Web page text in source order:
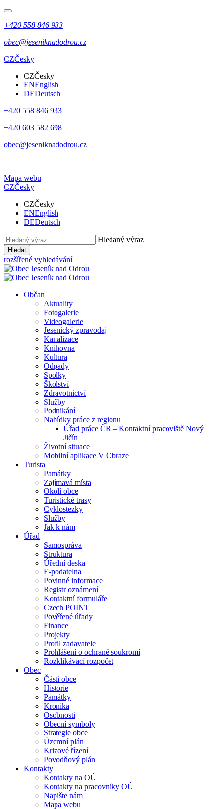
+420 558 846 933
obec@jeseniknadodrou.cz
CZČesky
CZČesky
ENEnglish
DEDeutsch
+420 558 846 933
+420 603 582 698
obec@jeseniknadodrou.cz
Mapa webu
CZČesky
CZČesky
ENEnglish
DEDeutsch
Hledaný výraz
Hledat
rozšířené vyhledávání
Občan
Aktuality
Fotogalerie
Videogalerie
Jesenický zpravodaj
Kanalizace
Knihovna
Kultura
Odpady
Spolky
Školství
Zdravotnictví
Služby
Podnikání
Nabídky práce z regionu
Úřad práce ČR – Kontaktní pracoviště Nový
Jičín
Životní situace
Mobilní aplikace V Obraze
Turista
Památky
Zajímavá místa
Okolí obce
Turistické trasy
Cyklostezky
Služby
Jak k nám
Úřad
Samospráva
Struktura
Úřední deska
E-podatelna
Povinné informace
Registr oznámení
Kontaktní formuláře
Czech POINT
Pověřené úřady
Finance
Projekty
Profil zadavatele
Prohlášení o ochraně soukromí
Rozklikávací rozpočet
Obec
Části obce
Historie
Památky
Kronika
Osobnosti
Obecní symboly
Strategie obce
Územní plán
Krizové řízení
Povodňový plán
Kontakty
Kontakty na OÚ
Kontakty na pracovníky OÚ
Napište nám
Mapa webu